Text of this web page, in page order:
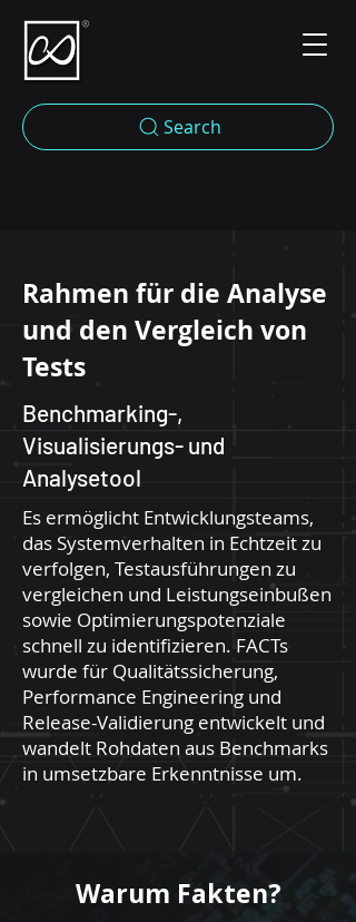
Search
Rahmen für die Analyse
und den Vergleich von
Tests
Benchmarking-,
Visualisierungs- und
Analysetool
Es ermöglicht Entwicklungsteams,
das Systemverhalten in Echtzeit zu
verfolgen, Testausführungen zu
vergleichen und Leistungseinbußen
sowie Optimierungspotenziale
schnell zu identifizieren. FACTs
wurde für Qualitätssicherung,
Performance Engineering und
Release-Validierung entwickelt und
wandelt Rohdaten aus Benchmarks
in umsetzbare Erkenntnisse um.
Warum Fakten?